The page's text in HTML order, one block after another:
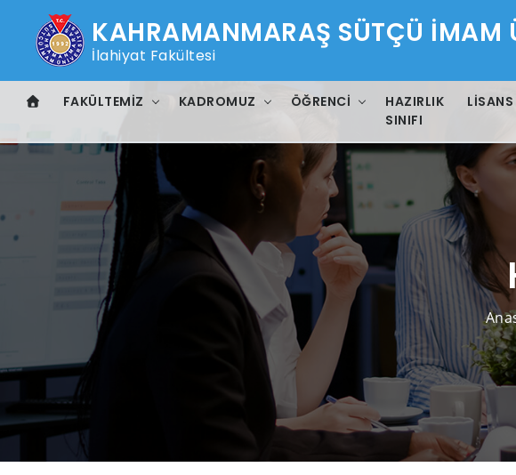
KAHRAMANMARAŞ SÜTÇÜ İMAM
İlahiyat Fakültesi
FAKÜLTEMIZ KADROMUZ ÖĞRENCI
HAZIRLIK
SINIFI
LISANS